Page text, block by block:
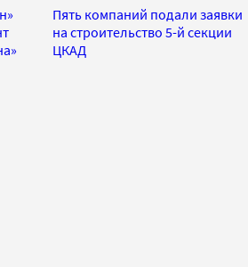
Пять компаний подали заявки
на строительство 5-й секции
ЦКАД